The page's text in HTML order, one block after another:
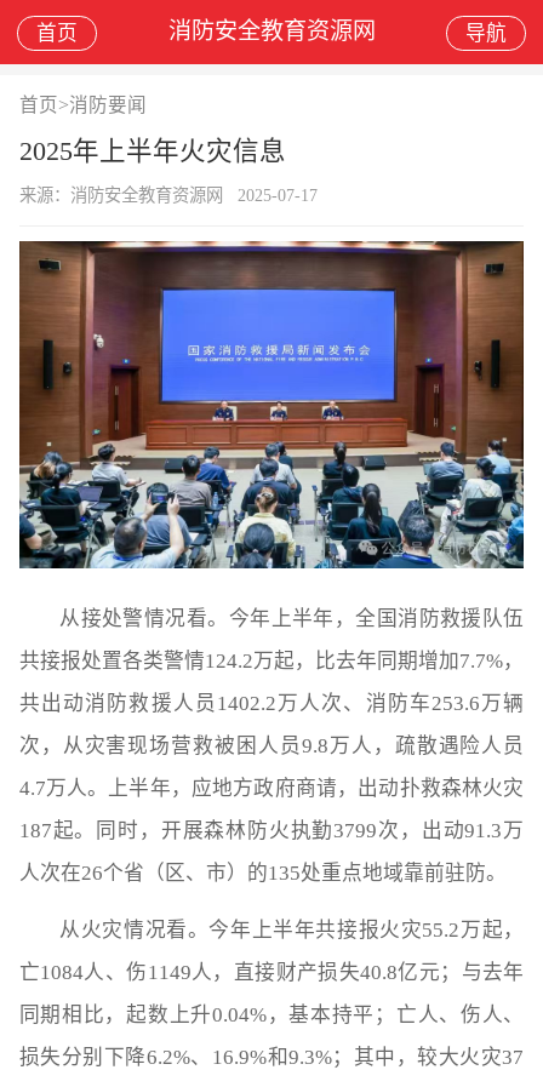
首页 消防安全教育资源网 导航
首页 >消防要闻
2025年上半年火灾信息
来源：消防安全教育资源网 2025-07-17
从接处警情况看。今年上半年，全国消防救援队伍
共接报处置各类警情124.2万起，比去年同期增加7.7%，
共出动消防救援人员1402.2万人次、消防车253.6万辆
次，从灾害现场营救被困人员9.8万人，疏散遇险人员
4.7万人。上半年，应地方政府商请，出动扑救森林火灾
187起。同时，开展森林防火执勤3799次，出动91.3万
人次在26个省（区、市）的135处重点地域靠前驻防。
从火灾情况看。今年上半年共接报火灾55.2万起，
亡1084人、伤1149人，直接财产损失40.8亿元；与去年
同期相比，起数上升0.04%，基本持平；亡人、伤人、
损失分别下降6.2%、16.9%和9.3%；其中，较大火灾37